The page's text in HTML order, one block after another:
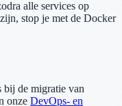
alle services op
stop je met de Docker
de migratie van
onze DevOps- en